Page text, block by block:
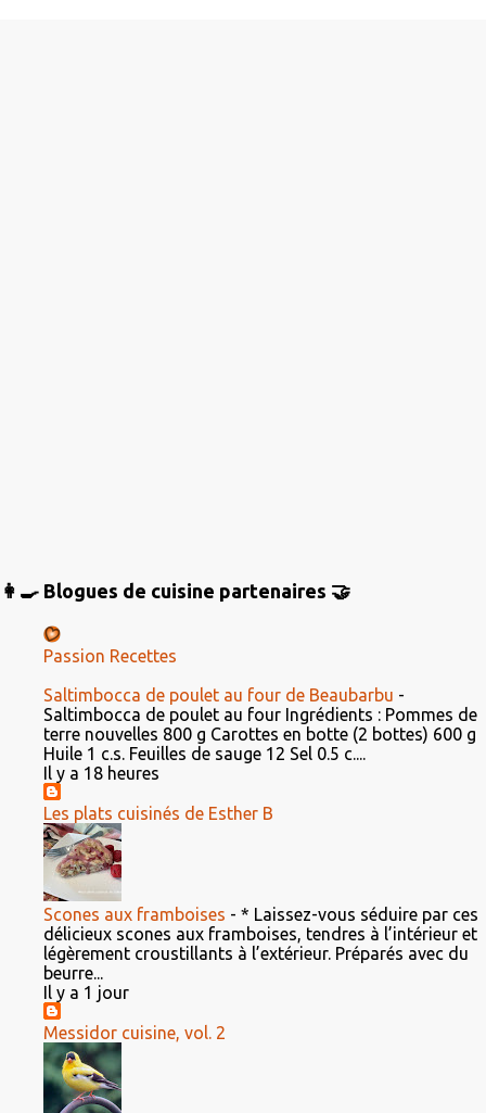
👩‍🍳 Blogues de cuisine partenaires 🤝
Passion Recettes
Saltimbocca de poulet au four de Beaubarbu -
Saltimbocca de poulet au four Ingrédients : Pommes de
terre nouvelles 800 g Carottes en botte (2 bottes) 600 g
Huile 1 c.s. Feuilles de sauge 12 Sel 0.5 c....
Il y a 18 heures
Les plats cuisinés de Esther B
Scones aux framboises - * Laissez-vous séduire par ces
délicieux scones aux framboises, tendres à l’intérieur et
légèrement croustillants à l’extérieur. Préparés avec du
beurre...
Il y a 1 jour
Messidor cuisine, vol. 2